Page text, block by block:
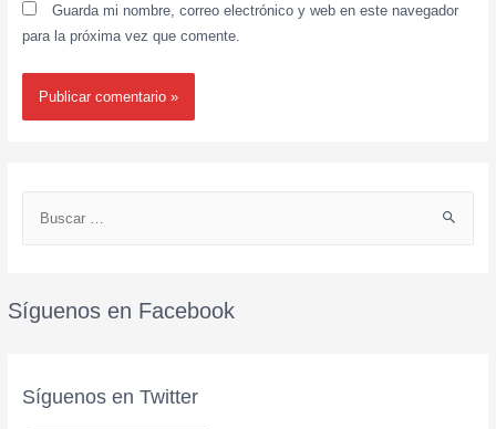
Guarda mi nombre, correo electrónico y web en este navegador
para la próxima vez que comente.
Síguenos en Facebook
Síguenos en Twitter